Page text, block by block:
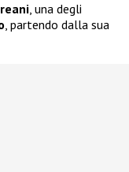
, una degli
, partendo dalla sua